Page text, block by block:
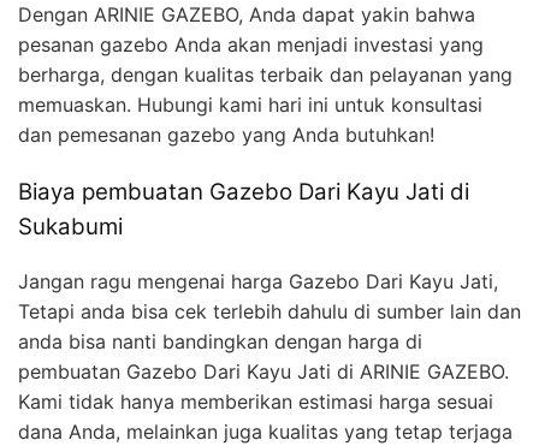
Dengan ARINIE GAZEBO, Anda dapat yakin bahwa
pesanan gazebo Anda akan menjadi investasi yang
berharga, dengan kualitas terbaik dan pelayanan yang
memuaskan. Hubungi kami hari ini untuk konsultasi
dan pemesanan gazebo yang Anda butuhkan!
Biaya pembuatan Gazebo Dari Kayu Jati di
Sukabumi
Jangan ragu mengenai harga Gazebo Dari Kayu Jati,
Tetapi anda bisa cek terlebih dahulu di sumber lain dan
anda bisa nanti bandingkan dengan harga di
pembuatan Gazebo Dari Kayu Jati di ARINIE GAZEBO.
Kami tidak hanya memberikan estimasi harga sesuai
dana Anda, melainkan juga kualitas yang tetap terjaga